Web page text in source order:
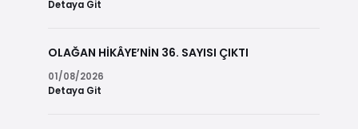
Detaya Git
OLAĞAN HİKÂYE’NİN 36. SAYISI ÇIKTI
01/08/2026
Detaya Git